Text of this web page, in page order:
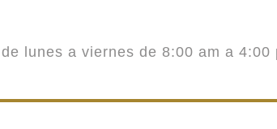
lunes a viernes de 8:00 am a 4:00